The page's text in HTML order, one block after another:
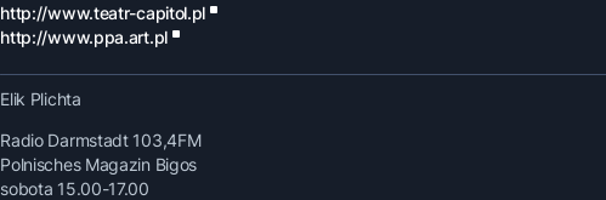
http://www.teatr-capitol.pl
http://www.ppa.art.pl
Elik Plichta
Radio Darmstadt 103,4FM
Polnisches Magazin Bigos
sobota 15.00-17.00